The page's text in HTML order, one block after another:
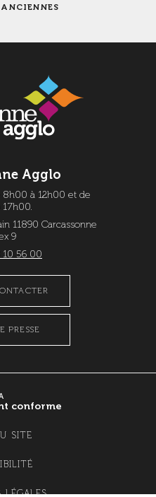
OpenStreetMapcontributeurs.
Agglo
8h00 à 12h00 et de
17h00.
11890 Carcassonne
9
10 56 00
PRESSE
conforme
SITE
LÉGALES